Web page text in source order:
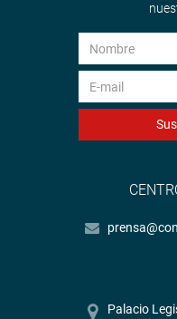
Palacio